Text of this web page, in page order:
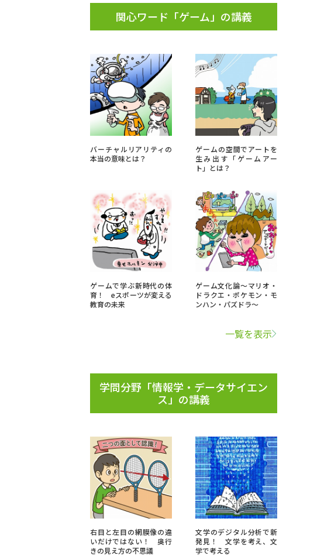
ート号特集ページ（高3生用）
実施プログラムから探す
集
準備 資料検索
べる
ュールを立てよう
先輩が入学を決めた理由
査
新生活お役立ちガイド
発見
義」 学問分野解説 学問の教科書 夢ナビライブ
このサイトについて
て
お問合せ先 テレメール進学カタログ訂正のご案内
関心ワード「ゲーム」の講義
バーチャルリアリティの
本当の意味とは？
ゲームの空間でアートを
生み出す「ゲームアー
ト」とは？
ゲームで学ぶ新時代の体
育！ eスポーツが変える
教育の未来
ゲーム文化論～マリオ・
ドラクエ・ポケモン・モ
ンハン・パズドラ～
一覧を表示
学問分野「情報学・データサイエン
ス」の講義
右目と左目の網膜像の違
いだけではない！ 奥行
きの見え方の不思議
文学のデジタル分析で新
発見！ 文学を考え、文
学で考える